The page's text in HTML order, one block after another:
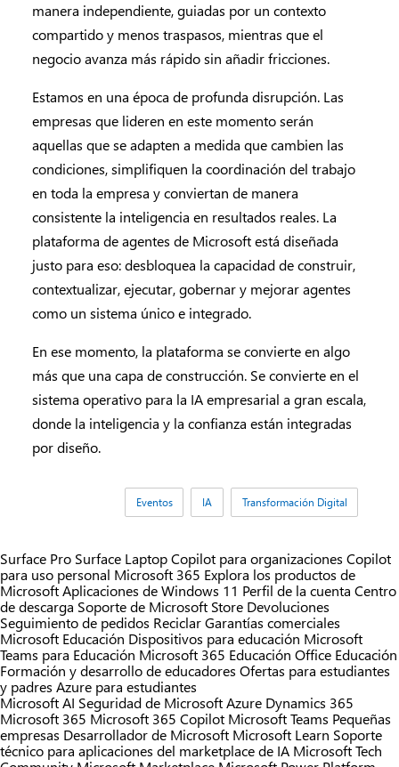
manera independiente, guiadas por un contexto
compartido y menos traspasos, mientras que el
negocio avanza más rápido sin añadir fricciones.
Estamos en una época de profunda disrupción. Las
empresas que lideren en este momento serán
aquellas que se adapten a medida que cambien las
condiciones, simplifiquen la coordinación del trabajo
en toda la empresa y conviertan de manera
consistente la inteligencia en resultados reales. La
plataforma de agentes de Microsoft está diseñada
justo para eso: desbloquea la capacidad de construir,
contextualizar, ejecutar, gobernar y mejorar agentes
como un sistema único e integrado.
En ese momento, la plataforma se convierte en algo
más que una capa de construcción. Se convierte en el
sistema operativo para la IA empresarial a gran escala,
donde la inteligencia y la confianza están integradas
por diseño.
Eventos IA Transformación Digital
Surface Pro Surface LaptopCopilot para organizaciones Copilot
para uso personal Microsoft 365 Explora los productos de
MicrosoftAplicaciones de Windows 11 Perfil de la cuenta Centro
de descarga Soporte de Microsoft Store Devoluciones
Seguimiento de pedidos ReciclarGarantías comerciales
Microsoft Educación Dispositivos para educación Microsoft
Teams para Educación Microsoft 365 Educación Office Educación
Formación y desarrollo de educadores Ofertas para estudiantes
y padres Azure para estudiantes
Microsoft AI Seguridad de MicrosoftAzure Dynamics 365
Microsoft 365 Microsoft 365 Copilot Microsoft Teams Pequeñas
empresas Desarrollador de Microsoft Microsoft Learn Soporte
técnico para aplicaciones del marketplace de IA Microsoft Tech